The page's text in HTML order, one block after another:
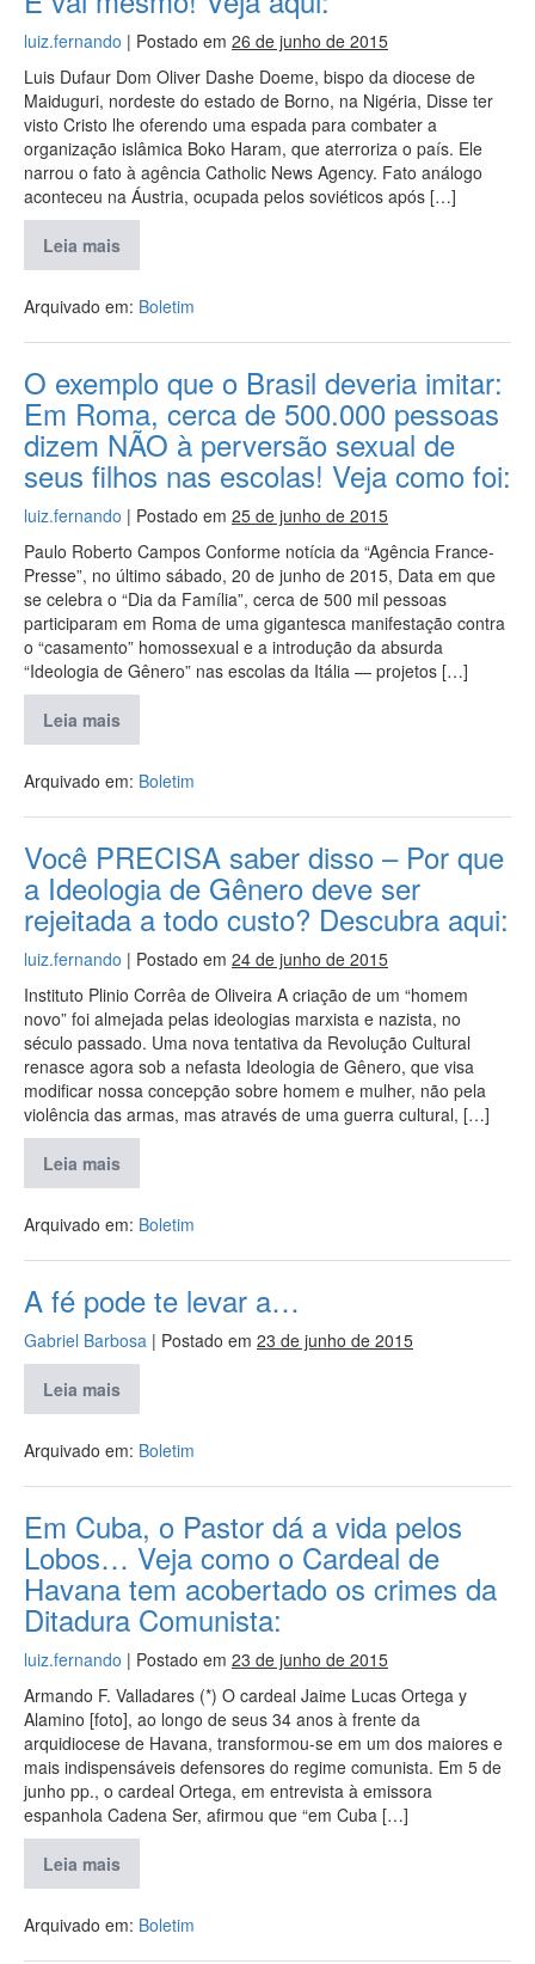
luiz.fernando | Postado em 26 de junho de 2015
Luis Dufaur Dom Oliver Dashe Doeme, bispo da diocese de
Maiduguri, nordeste do estado de Borno, na Nigéria, Disse ter
visto Cristo lhe oferendo uma espada para combater a
organização islâmica Boko Haram, que aterroriza o país. Ele
narrou o fato à agência Catholic News Agency. Fato análogo
aconteceu na Áustria, ocupada pelos soviéticos após […]
Leia mais
Arquivado em: Boletim
O exemplo que o Brasil deveria imitar:
Em Roma, cerca de 500.000 pessoas
dizem NÃO à perversão sexual de
seus filhos nas escolas! Veja como foi:
luiz.fernando | Postado em 25 de junho de 2015
Paulo Roberto Campos Conforme notícia da “Agência France-
Presse”, no último sábado, 20 de junho de 2015, Data em que
se celebra o “Dia da Família”, cerca de 500 mil pessoas
participaram em Roma de uma gigantesca manifestação contra
o “casamento” homossexual e a introdução da absurda
“Ideologia de Gênero” nas escolas da Itália — projetos […]
Leia mais
Arquivado em: Boletim
Você PRECISA saber disso – Por que
a Ideologia de Gênero deve ser
rejeitada a todo custo? Descubra aqui:
luiz.fernando | Postado em 24 de junho de 2015
Instituto Plinio Corrêa de Oliveira A criação de um “homem
novo” foi almejada pelas ideologias marxista e nazista, no
século passado. Uma nova tentativa da Revolução Cultural
renasce agora sob a nefasta Ideologia de Gênero, que visa
modificar nossa concepção sobre homem e mulher, não pela
violência das armas, mas através de uma guerra cultural, […]
Leia mais
Arquivado em: Boletim
A fé pode te levar a…
Gabriel Barbosa | Postado em 23 de junho de 2015
Leia mais
Arquivado em: Boletim
Em Cuba, o Pastor dá a vida pelos
Lobos… Veja como o Cardeal de
Havana tem acobertado os crimes da
Ditadura Comunista:
luiz.fernando | Postado em 23 de junho de 2015
Armando F. Valladares (*) O cardeal Jaime Lucas Ortega y
Alamino [foto], ao longo de seus 34 anos à frente da
arquidiocese de Havana, transformou-se em um dos maiores e
mais indispensáveis defensores do regime comunista. Em 5 de
junho pp., o cardeal Ortega, em entrevista à emissora
espanhola Cadena Ser, afirmou que “em Cuba […]
Leia mais
Arquivado em: Boletim